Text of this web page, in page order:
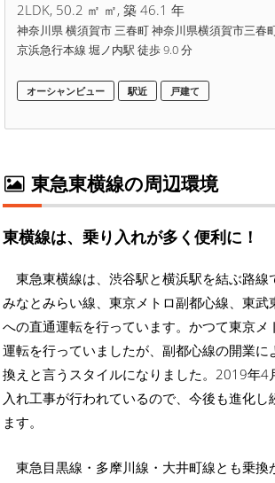
2LDK, 50.2 ㎡ ㎡, 築 46.1 年
神奈川県 横須賀市 三春町 神奈川県横須賀市三春
京浜急行本線 堀ノ内駅 徒歩 9.0 分
オーシャンビュー 駅近 戸建て
東急東横線の周辺環境
東横線は、乗り入れが多く便利に！
東急東横線は、渋谷駅と横浜駅を結ぶ路線
みなとみらい線、東京メトロ副都心線、東武
への直通運転を行っています。かつて東京メ
運転を行っていましたが、副都心線の開業に
換えと言うスタイルになりました。2019年4
入れ工事が行われているので、今後も進化し
ます。
東急目黒線・多摩川線・大井町線とも乗換